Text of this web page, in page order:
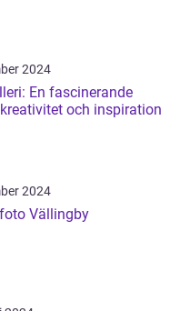
2024
En fascinerande
och inspiration
2024
Vällingby